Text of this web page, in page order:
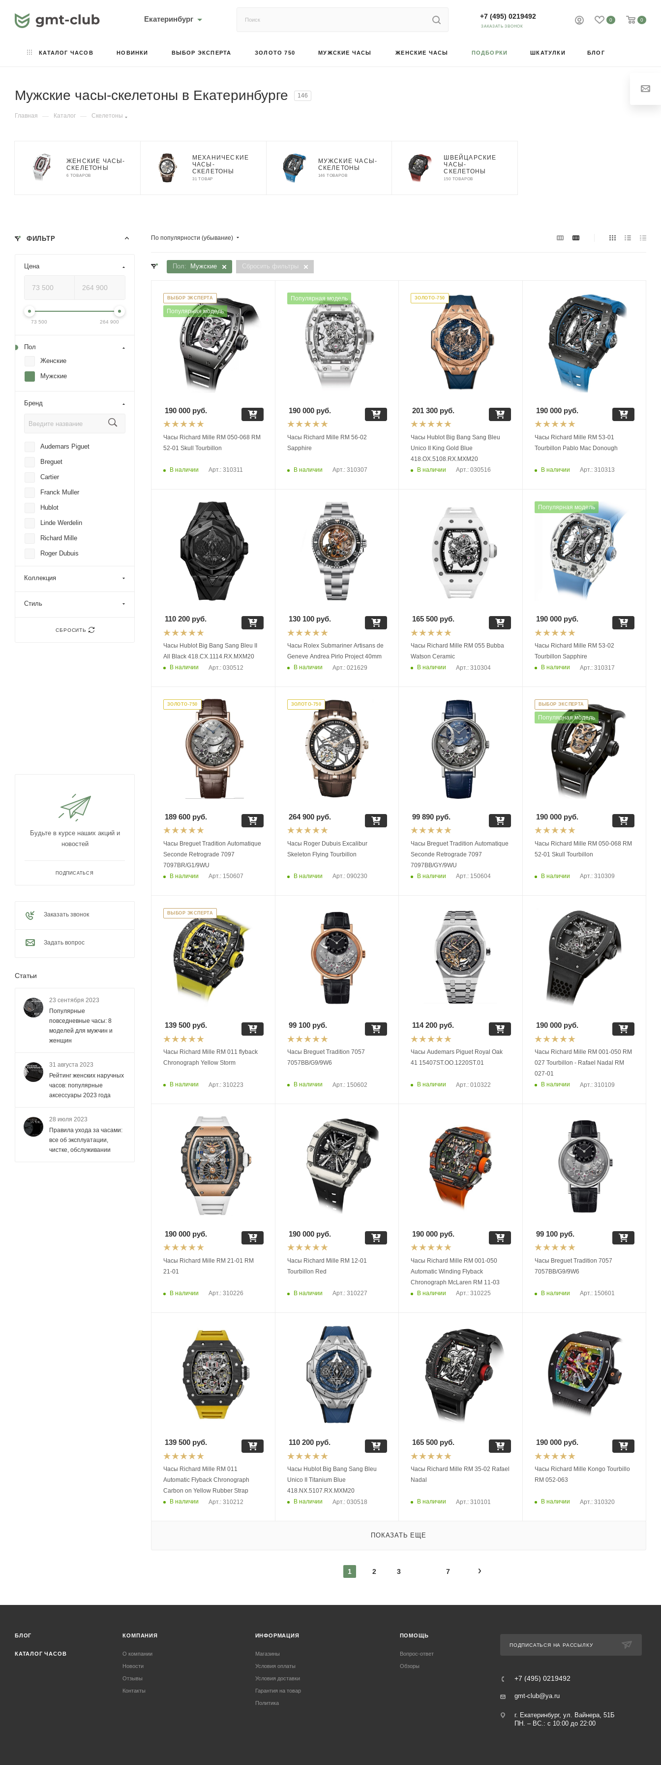
Екатеринбург 0 0
+7 (495) 0219492
ЗАКАЗАТЬ ЗВОНОК
КАТАЛОГ ЧАСОВ НОВИНКИ ВЫБОР ЭКСПЕРТА ЗОЛОТО 750 МУЖСКИЕ ЧАСЫ ЖЕНСКИЕ ЧАСЫ ПОДБОРКИ ШКАТУЛКИ БЛОГ
Мужские часы-скелетоны в Екатеринбурге 146
Главная — Каталог — Скелетоны
ЖЕНСКИЕ ЧАСЫ-
СКЕЛЕТОНЫ
6 ТОВАРОВ
МЕХАНИЧЕСКИЕ
ЧАСЫ-
СКЕЛЕТОНЫ
31 ТОВАР
МУЖСКИЕ ЧАСЫ-
СКЕЛЕТОНЫ
146 ТОВАРОВ
ШВЕЙЦАРСКИЕ
ЧАСЫ-
СКЕЛЕТОНЫ
150 ТОВАРОВ
По популярности (убывание)
Пол: Мужские Сбросить фильтры
ВЫБОР ЭКСПЕРТА
Популярная модель
Часы Richard Mille RM 050-068 RM
52-01 Skull Tourbillon
В наличии Арт.: 310311
190 000 руб.
Популярная модель
Часы Richard Mille RM 56-02
Sapphire
В наличии Арт.: 310307
190 000руб.
ЗОЛОТО-750
Часы Hublot Big Bang Sang Bleu
Unico II King Gold Blue
418.OX.5108.RX.MXM20
В наличии
Арт.: 030516
201 300 руб.
Часы Richard Mille RM 53-01
Tourbillon Pablo Mac Donough
В наличии Арт.: 310313
190 000руб.
Часы Hublot Big Bang Sang Bleu II
All Black 418.CX.1114.RX.MXM20
В наличии
Арт.: 030512
110 200 руб.
Часы Rolex Submariner Artisans de
Geneve Andrea Pirlo Project 40mm
В наличии
Арт.: 021629
130 100руб.
Часы Richard Mille RM 055 Bubba
Watson Ceramic
В наличии
Арт.: 310304
165 500 руб.
Популярная модель
Часы Richard Mille RM 53-02
Tourbillon Sapphire
В наличии
Арт.: 310317
190 000руб.
ЗОЛОТО-750
Часы Breguet Tradition Automatique
Seconde Retrograde 7097
7097BR/G1/9WU
В наличии
Арт.: 150607
189 600 руб.
ЗОЛОТО-750
Часы Roger Dubuis Excalibur
Skeleton Flying Tourbillon
В наличии Арт.: 090230
264 900руб.
Часы Breguet Tradition Automatique
Seconde Retrograde 7097
7097BB/GY/9WU
В наличии
Арт.: 150604
99 890 руб.
ВЫБОР ЭКСПЕРТА
Популярная модель
Часы Richard Mille RM 050-068 RM
52-01 Skull Tourbillon
В наличии Арт.: 310309
190 000руб.
ВЫБОР ЭКСПЕРТА
Часы Richard Mille RM 011 flyback
Chronograph Yellow Storm
В наличии Арт.: 310223
139 500 руб.
Часы Breguet Tradition 7057
7057BB/G9/9W6
В наличии Арт.: 150602
99 100руб.
Часы Audemars Piguet Royal Oak
41 15407ST.OO.1220ST.01
В наличии Арт.: 010322
114 200 руб.
Часы Richard Mille RM 001-050 RM
027 Tourbillon - Rafael Nadal RM
027-01
В наличии
Арт.: 310109
190 000руб.
Часы Richard Mille RM 21-01 RM
21-01
В наличии Арт.: 310226
190 000 руб.
Часы Richard Mille RM 12-01
Tourbillon Red
В наличии Арт.: 310227
190 000руб.
Часы Richard Mille RM 001-050
Automatic Winding Flyback
Chronograph McLaren RM 11-03
В наличии
Арт.: 310225
190 000 руб.
Часы Breguet Tradition 7057
7057BB/G9/9W6
В наличии Арт.: 150601
99 100руб.
Часы Richard Mille RM 011
Automatic Flyback Chronograph
Carbon on Yellow Rubber Strap
В наличии
Арт.: 310212
139 500 руб.
Часы Hublot Big Bang Sang Bleu
Unico II Titanium Blue
418.NX.5107.RX.MXM20
В наличии
Арт.: 030518
110 200руб.
Часы Richard Mille RM 35-02 Rafael
Nadal
В наличии Арт.: 310101
165 500 руб.
Часы Richard Mille Kongo Tourbillo
RM 052-063
В наличии Арт.: 310320
190 000руб.
ПОКАЗАТЬ ЕЩЕ
1 2 3 7
ФИЛЬТР
Цена
73 500 264 900
Пол
Женские
Мужские
Бренд
Audemars Piguet
Breguet
Cartier
Franck Muller
Hublot
Linde Werdelin
Richard Mille
Roger Dubuis
Tag Heuer
Коллекция
Стиль
СБРОСИТЬ
Будьте в курсе наших акций и
новостей
ПОДПИСАТЬСЯ
Заказать звонок
Задать вопрос
Статьи
23 сентября 2023
Популярные
повседневные часы: 8
моделей для мужчин и
женщин
31 августа 2023
Рейтинг женских наручных
часов: популярные
аксессуары 2023 года
28 июля 2023
Правила ухода за часами:
все об эксплуатации,
чистке, обслуживании
БЛОГ
КАТАЛОГ ЧАСОВ
КОМПАНИЯ
О компании
Новости
Отзывы
Контакты
ИНФОРМАЦИЯ
Магазины
Условия оплаты
Условия доставки
Гарантия на товар
Политика
ПОМОЩЬ
Вопрос-ответ
Обзоры
ПОДПИСАТЬСЯ НА РАССЫЛКУ
+7 (495) 0219492
gmt-club@ya.ru
г. Екатеринбург, ул. Вайнера, 51Б
ПН. – ВС.: с 10:00 до 22:00